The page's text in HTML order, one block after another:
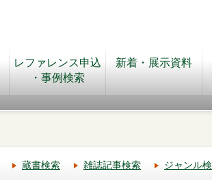
レファレンス申込
・事例検索
新着・展示資料
蔵書検索 雑誌記事検索 ジャンル